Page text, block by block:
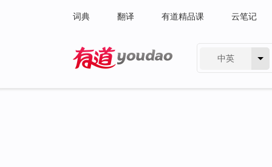
词典 翻译 有道精品课 云笔记
中英